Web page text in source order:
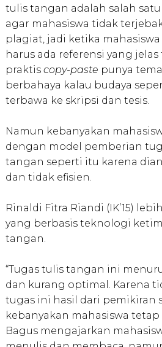
tulis tangan adalah salah
agar mahasiswa tidak
plagiat, jadi ketika
harus ada referensi yang
praktis copy-paste punya
berbahaya kalau budaya
terbawa ke skripsi dan tesis.
Namun kebanyakan
dengan model pemberian
tangan seperti itu karena
dan tidak efisien.
Rinaldi Fitra Riandi (IK’15)
yang berbasis teknologi
tangan.
“Tugas tulis tangan ini
dan kurang optimal. Karena
tugas ini hasil dari pemikiran
kebanyakan mahasiswa tetap
Bagus mengajarkan